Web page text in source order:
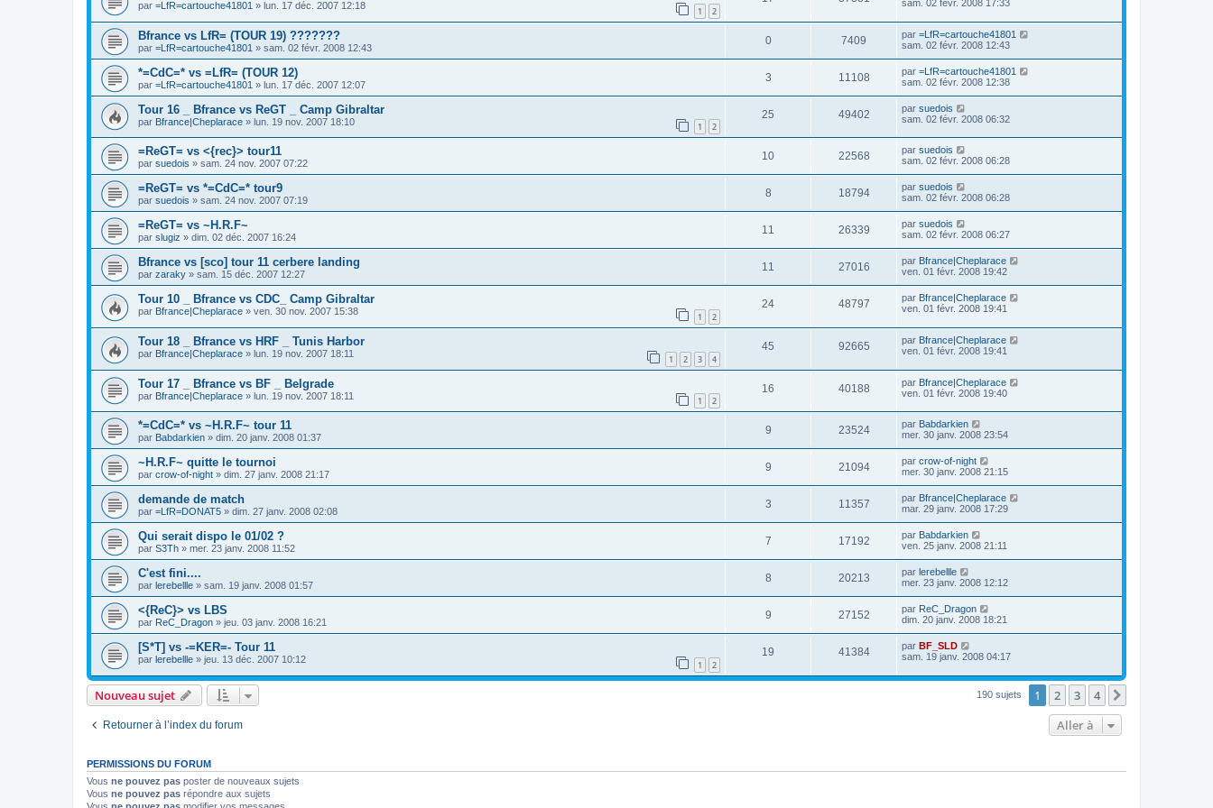
par =LfR=cartouche41801 » lun. 17 déc. 2007 12:18 1 2
sam. 02 févr. 2008 17:33
Bfrance vs LfR= (TOUR 19) ???????
par =LfR=cartouche41801 » sam. 02 févr. 2008 12:43
0 7409 par =LfR=cartouche41801
sam. 02 févr. 2008 12:43
*=CdC=* vs =LfR= (TOUR 12)
par =LfR=cartouche41801 » lun. 17 déc. 2007 12:07
3 11108 par =LfR=cartouche41801
sam. 02 févr. 2008 12:38
Tour 16 _ Bfrance vs ReGT _ Camp Gibraltar
par Bfrance|Cheplarace » lun. 19 nov. 2007 18:10 1 2
25 49402 par suedois
sam. 02 févr. 2008 06:32
=ReGT= vs <{rec}> tour11
par suedois » sam. 24 nov. 2007 07:22
10 22568 par suedois
sam. 02 févr. 2008 06:28
=ReGT= vs *=CdC=* tour9
par suedois » sam. 24 nov. 2007 07:19
8 18794 par suedois
sam. 02 févr. 2008 06:28
=ReGT= vs ~H.R.F~
par slugiz » dim. 02 déc. 2007 16:24
11 26339 par suedois
sam. 02 févr. 2008 06:27
Bfrance vs [sco] tour 11 cerbere landing
par zaraky » sam. 15 déc. 2007 12:27
11 27016 par Bfrance|Cheplarace
ven. 01 févr. 2008 19:42
Tour 10 _ Bfrance vs CDC_ Camp Gibraltar
par Bfrance|Cheplarace » ven. 30 nov. 2007 15:38 1 2
24 48797 par Bfrance|Cheplarace
ven. 01 févr. 2008 19:41
Tour 18 _ Bfrance vs HRF _ Tunis Harbor
par Bfrance|Cheplarace » lun. 19 nov. 2007 18:11 1 2 3 4
45 92665 par Bfrance|Cheplarace
ven. 01 févr. 2008 19:41
Tour 17 _ Bfrance vs BF _ Belgrade
par Bfrance|Cheplarace » lun. 19 nov. 2007 18:11 1 2
16 40188 par Bfrance|Cheplarace
ven. 01 févr. 2008 19:40
*=CdC=* vs ~H.R.F~ tour 11
par Babdarkien » dim. 20 janv. 2008 01:37
9 23524 par Babdarkien
mer. 30 janv. 2008 23:54
~H.R.F~ quitte le tournoi
par crow-of-night » dim. 27 janv. 2008 21:17
9 21094 par crow-of-night
mer. 30 janv. 2008 21:15
demande de match
par =LfR=DONAT5 » dim. 27 janv. 2008 02:08
3 11357 par Bfrance|Cheplarace
mar. 29 janv. 2008 17:29
Qui serait dispo le 01/02 ?
par S3Th » mer. 23 janv. 2008 11:52
7 17192 par Babdarkien
ven. 25 janv. 2008 21:11
C'est fini....
par lerebellle » sam. 19 janv. 2008 01:57
8 20213 par lerebellle
mer. 23 janv. 2008 12:12
<{ReC}> vs LBS
par ReC_Dragon » jeu. 03 janv. 2008 16:21
9 27152 par ReC_Dragon
dim. 20 janv. 2008 18:21
[S*T] vs -=KER=- Tour 11
par lerebellle » jeu. 13 déc. 2007 10:12 1 2
19 41384 par BF_SLD
sam. 19 janv. 2008 04:17
Nouveau sujet 190 sujets 1 2 3 4
Retourner à l’index du forum Aller à
PERMISSIONS DU FORUM
Vous ne pouvez pas poster de nouveaux sujets
Vous ne pouvez pas répondre aux sujets